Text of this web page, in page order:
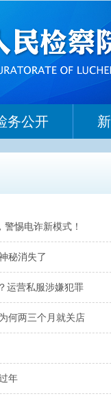
务公开
惕电诈新模式！
秘消失了
运营私服涉嫌犯罪
何两三个月就关店
年